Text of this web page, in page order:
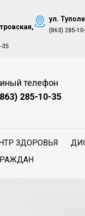
35
ул.
(863) 285-
телефон
285-10-35
ЗДОРОВЬЯ